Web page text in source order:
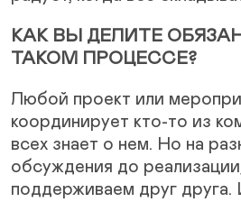
КАК ВЫ ДЕЛИТЕ
ТАКОМ ПРОЦЕССЕ?
Любой проект или
координирует кто-то из
всех знает о нем. Но на
обсуждения до
поддерживаем друг друга.